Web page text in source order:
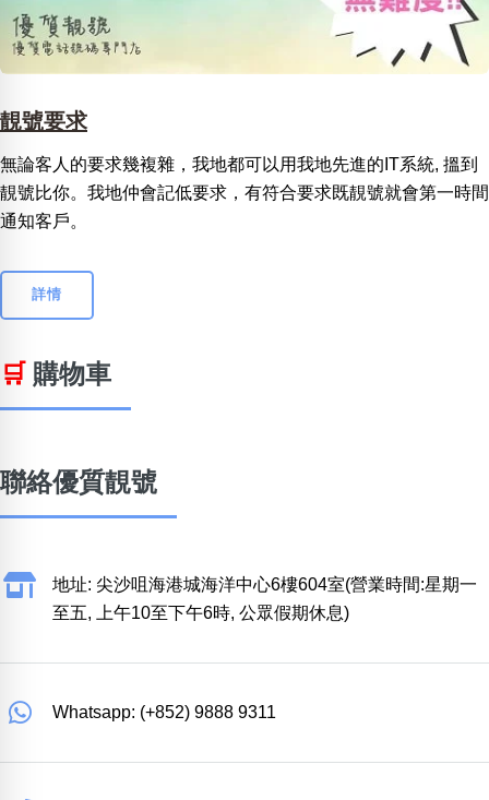
靚號要求
無論客人的要求幾複雜，我地都可以用我地先進的IT系統, 搵到
靚號比你。我地仲會記低要求，有符合要求既靚號就會第一時間
通知客戶。
詳情
🛒 購物車
聯絡優質靚號
地址: 尖沙咀海港城海洋中心6樓604室(營業時間:星期一
至五, 上午10至下午6時, 公眾假期休息)
Whatsapp: (+852) 9888 9311